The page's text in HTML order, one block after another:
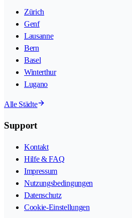
Zürich
Genf
Lausanne
Bern
Basel
Winterthur
Lugano
Alle Städte
Support
Kontakt
Hilfe & FAQ
Impressum
Nutzungsbedingungen
Datenschutz
Cookie-Einstellungen